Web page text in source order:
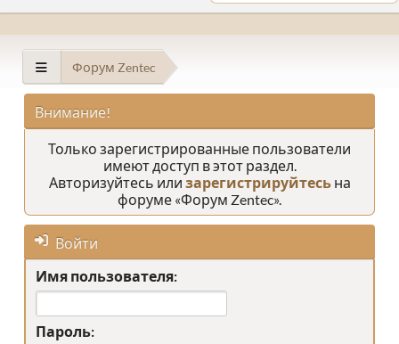
Форум Zentec
Внимание!
Только зарегистрированные пользователи
имеют доступ в этот раздел.
Авторизуйтесь или зарегистрируйтесьна
форуме «Форум Zentec».
Войти
Имя пользователя:
Пароль: